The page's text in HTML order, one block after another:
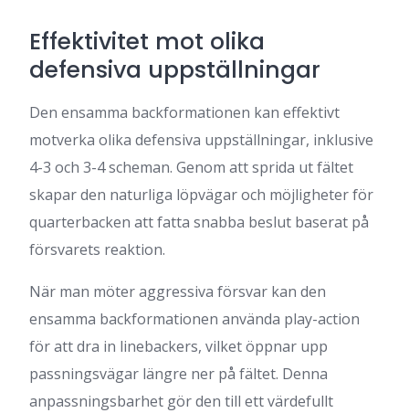
Effektivitet mot olika
defensiva uppställningar
Den ensamma backformationen kan effektivt
motverka olika defensiva uppställningar, inklusive
4-3 och 3-4 scheman. Genom att sprida ut fältet
skapar den naturliga löpvägar och möjligheter för
quarterbacken att fatta snabba beslut baserat på
försvarets reaktion.
När man möter aggressiva försvar kan den
ensamma backformationen använda play-action
för att dra in linebackers, vilket öppnar upp
passningsvägar längre ner på fältet. Denna
anpassningsbarhet gör den till ett värdefullt